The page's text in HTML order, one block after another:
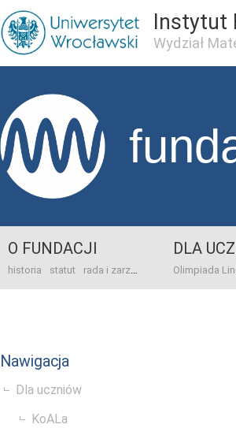
Instytut
Wydział
O FUNDACJI
historia statut rada i zarząd dane bankowo-
DLA
Nawigacja
Dla uczniów
KoALa